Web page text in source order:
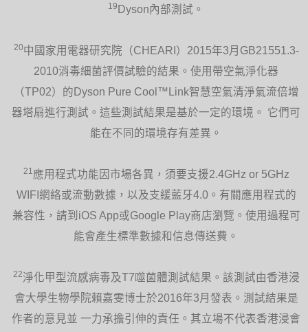
19 Dyson內部測試。
20中國家用電器研究院（CHEARI）2015年3月GB21551.3-
2010消毒細菌評價試驗的結果。使用帶空氣淨化器
（TP02）的Dyson Pure Cool™Link智慧空氣清淨氣流倍增
器塔扇進行測試。這些測試結果是基於一定的環境。 它們可
能在不同的環境存有差異。
21 應用程式功能因市場各異，須要支援2.4GHz or 5GHz
WIFI網絡或流動數據，以及支緩藍牙4.0。有關應用程式的
兼容性，請到iOS App或Google Play商店瀏覽。使用過程可
能會產生標準數據和信息傳送費。
22淨化甲型流感病毒及T7噬菌體測試結果。該測試由香港浸
會大學生物學院賴嘉雯博士於2016年3月發表。測試結果是
作者的意見並 一力承擔引伸的責任。其立場不代表香港浸會